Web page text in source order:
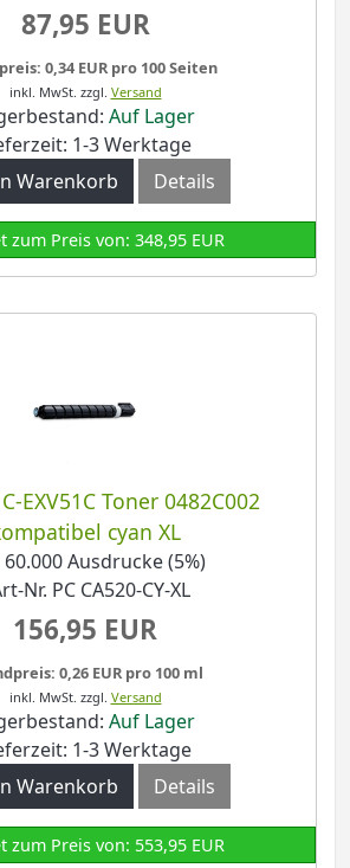
87,95 EUR
0,34 EUR pro 100 Seiten
inkl. MwSt. zzgl. Versand
Auf Lager
1-3 Werktage
Warenkorb
Details
zum Preis von: 348,95 EUR
EXV51C Toner 0482C002
cyan XL
60.000 Ausdrucke (5%)
Nr. PC CA520-CY-XL
156,95 EUR
0,26 EUR pro 100 ml
inkl. MwSt. zzgl. Versand
Auf Lager
1-3 Werktage
Warenkorb
Details
zum Preis von: 553,95 EUR